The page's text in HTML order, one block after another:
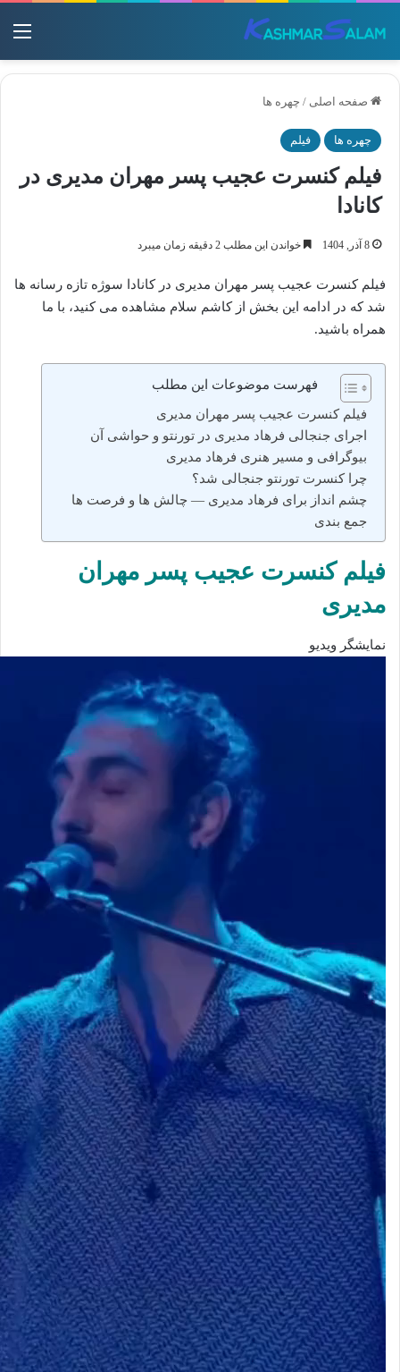
صفحه اصلی / چهره ها
چهره ها فیلم
فیلم کنسرت عجیب پسر مهران مدیری در
کانادا
8 آذر, 1404 خواندن این مطلب 2 دقیقه زمان میبرد
فیلم کنسرت عجیب پسر مهران مدیری در کانادا سوژه تازه رسانه ها
شد که در ادامه این بخش از کاشم سلام مشاهده می کنید، با ما
همراه باشید.
فهرست موضوعات این مطلب
فیلم کنسرت عجیب پسر مهران مدیری
اجرای جنجالی فرهاد مدیری در تورنتو و حواشی آن
بیوگرافی و مسیر هنری فرهاد مدیری
چرا کنسرت تورنتو جنجالی شد؟
چشم‌ انداز برای فرهاد مدیری — چالش‌ ها و فرصت‌ ها
جمع‌ بندی
فیلم کنسرت عجیب پسر مهران
مدیری
نمایشگر ویدیو